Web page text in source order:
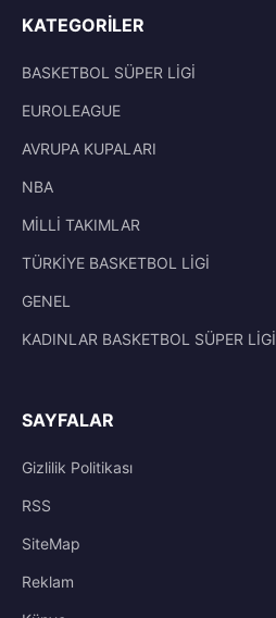
KATEGORILER
BASKETBOL SÜPER LİGİ
EUROLEAGUE
AVRUPA KUPALARI
NBA
MİLLİ TAKIMLAR
TÜRKİYE BASKETBOL LİGİ
GENEL
KADINLAR BASKETBOL SÜPER LİGİ
SAYFALAR
Gizlilik Politikası
RSS
SiteMap
Reklam